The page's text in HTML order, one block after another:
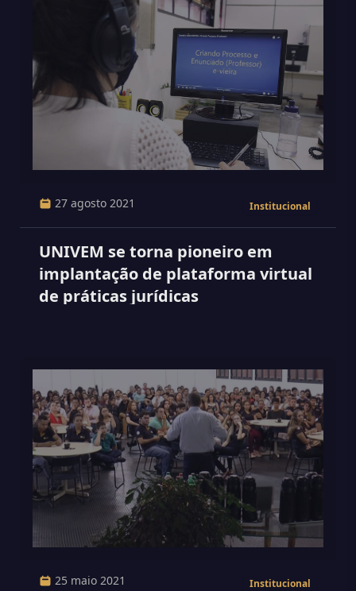
27 agosto 2021 Institucional
UNIVEM se torna pioneiro em
implantação de plataforma virtual
de práticas jurídicas
25 maio 2021 Institucional